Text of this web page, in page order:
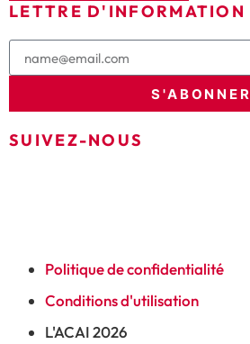
LETTRE D'INFORMATION
S'ABONNER
SUIVEZ-NOUS
Politique de confidentialité
Conditions d'utilisation
L'ACAI 2026